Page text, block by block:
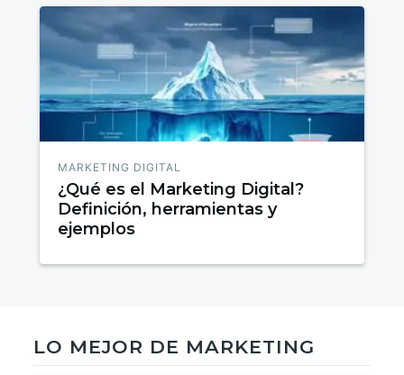
MARKETING DIGITAL
¿Qué es el Marketing Digital?
Definición, herramientas y
ejemplos
LO MEJOR DE MARKETING